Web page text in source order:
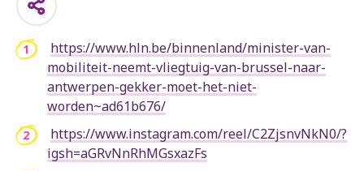
https://www.hln.be/binnenland/minister-van-
mobiliteit-neemt-vliegtuig-van-brussel-naar-
antwerpen-gekker-moet-het-niet-
worden~ad61b676/
https://www.instagram.com/reel/C2ZjsnvNkN0/?
igsh=aGRvNnRhMGsxazFs